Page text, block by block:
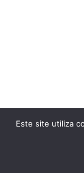
Este site utiliza